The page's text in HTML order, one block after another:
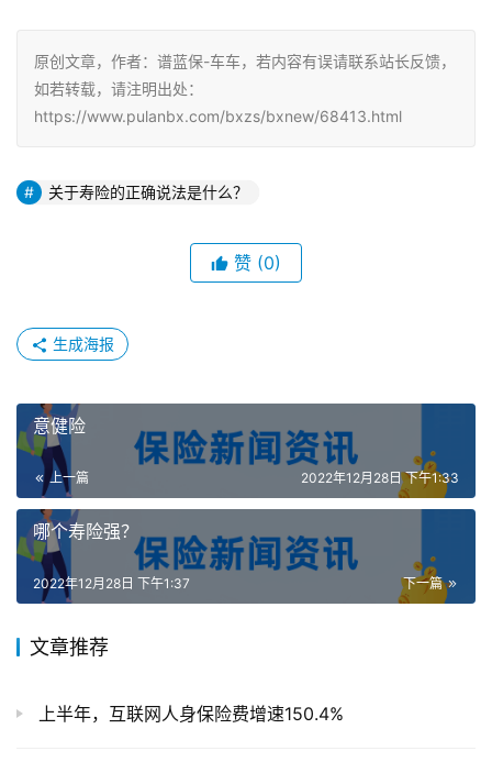
原创文章，作者：谱蓝保-车车，若内容有误请联系站长反馈，
如若转载，请注明出处：
https://www.pulanbx.com/bxzs/bxnew/68413.html
关于寿险的正确说法是什么？
赞 (0)
生成海报
意健险
上一篇 2022年12月28日 下午1:33
哪个寿险强？
下一篇
2022年12月28日 下午1:37
文章推荐
上半年，互联网人身保险费增速150.4%